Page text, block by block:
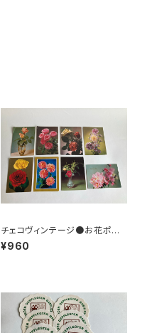
チェコヴィンテージ●お花ポスト
カード8枚組
¥960